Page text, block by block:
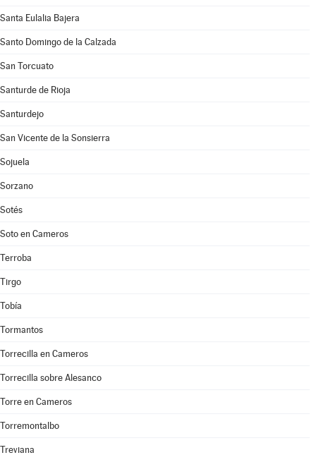
Santa Eulalia Bajera
Santo Domingo de la Calzada
San Torcuato
Santurde de Rioja
Santurdejo
San Vicente de la Sonsierra
Sojuela
Sorzano
Sotés
Soto en Cameros
Terroba
Tirgo
Tobía
Tormantos
Torrecilla en Cameros
Torrecilla sobre Alesanco
Torre en Cameros
Torremontalbo
Treviana